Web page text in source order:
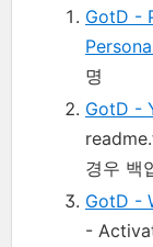
GotD -
명
GotD -
경우 백
GotD -
-